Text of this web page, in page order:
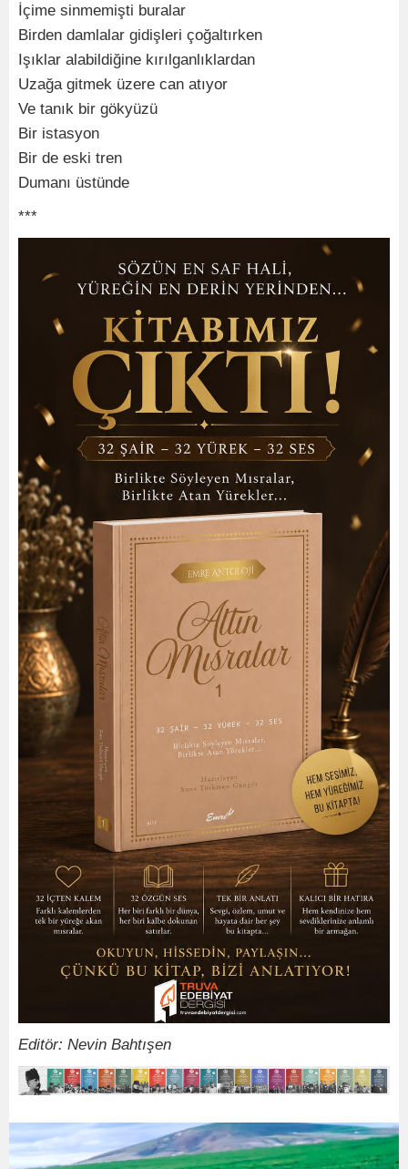
İçime sinmemişti buralar
Birden damlalar gidişleri çoğaltırken
Işıklar alabildiğine kırılganlıklardan
Uzağa gitmek üzere can atıyor
Ve tanık bir gökyüzü
Bir istasyon
Bir de eski tren
Dumanı üstünde
***
Editör: Nevin Bahtışen